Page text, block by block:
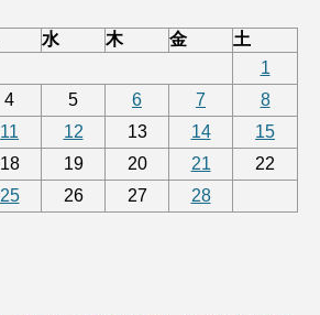
水 木 金
土
1
4 5 6 7
8
11 12 13 14
15
18 19 20 21
22
25 26 27
28